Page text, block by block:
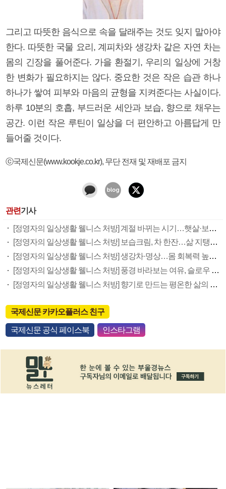
그리고 따뜻한 음식으로 속을 달래주는 것도 잊지 말아야
한다. 따뜻한 국물 요리, 계피차와 생강차 같은 자연 차는
몸의 긴장을 풀어준다. 가을 환절기, 우리의 일상에 거창
한 변화가 필요하지는 않다. 중요한 것은 작은 습관 하나
하나가 쌓여 피부와 마음의 균형을 지켜준다는 사실이다.
하루 10분의 호흡, 부드러운 세안과 보습, 향으로 채우는
공간. 이런 작은 루틴이 일상을 더 편안하고 아름답게 만
들어줄 것이다.
ⓒ국제신문(www.kookje.co.kr), 무단 전재 및 재배포 금지
관련기사
[정영자의 일상생활 웰니스 처방] 계절 바뀌는 시기…햇살·보습·면역력 챙겨야
[정영자의 일상생활 웰니스 처방] 보습크림, 차 한잔…삶 지탱하는 온기
[정영자의 일상생활 웰니스 처방] 생강차·명상…몸 회복력 높이기 도와
[정영자의 일상생활 웰니스 처방] 풍경 바라보는 여유, 슬로우 조깅
[정영자의 일상생활 웰니스 처방] 향기로 만드는 평온한 삶의 기술
국제신문 카카오플러스 친구
국제신문 공식 페이스북 인스타그램